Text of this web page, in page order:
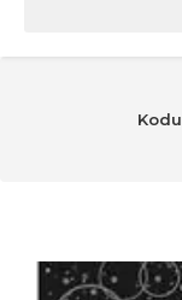
Kodu